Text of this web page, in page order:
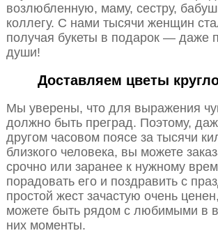
возлюбленную, маму, сестру,
коллегу. С нами тысячи женщин
получая букеты в подарок — даже
души!
Доставляем цветы
Мы уверены, что для выражения
должно быть преград. Поэтому,
другом часовом поясе за тысячи
близкого человека, вы можете
срочно или заранее к нужному
порадовать его и поздравить с
простой жест зачастую очень
можете быть рядом с любимыми в
них моменты.